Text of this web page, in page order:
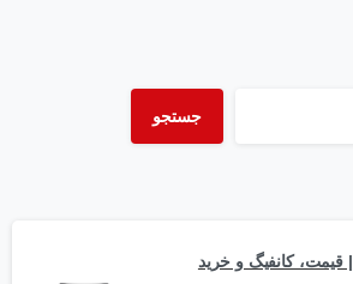
جستجو
HPE DL380 Gen12 | قیمت، کانفیگ و خرید